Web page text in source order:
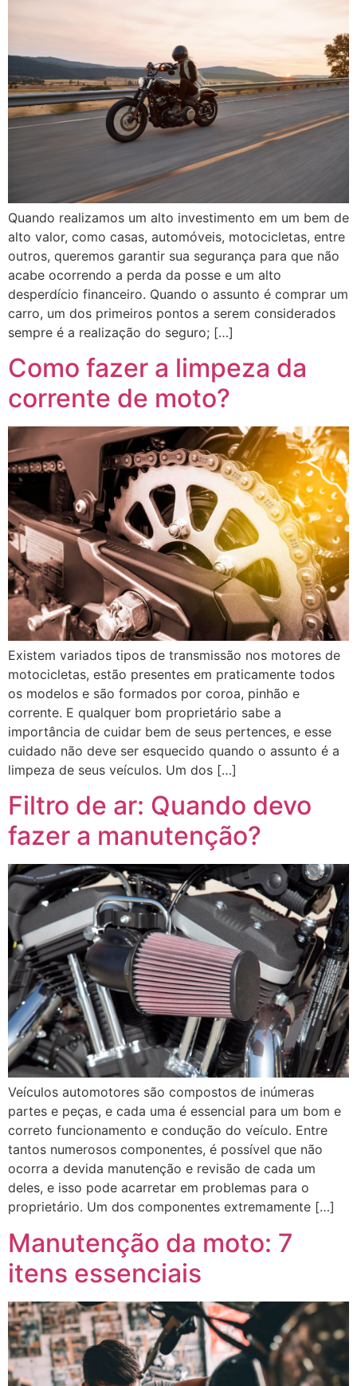
Quando realizamos um alto investimento em um bem de
alto valor, como casas, automóveis, motocicletas, entre
outros, queremos garantir sua segurança para que não
acabe ocorrendo a perda da posse e um alto
desperdício financeiro. Quando o assunto é comprar um
carro, um dos primeiros pontos a serem considerados
sempre é a realização do seguro; […]
Como fazer a limpeza da
corrente de moto?
Existem variados tipos de transmissão nos motores de
motocicletas, estão presentes em praticamente todos
os modelos e são formados por coroa, pinhão e
corrente. E qualquer bom proprietário sabe a
importância de cuidar bem de seus pertences, e esse
cuidado não deve ser esquecido quando o assunto é a
limpeza de seus veículos. Um dos […]
Filtro de ar: Quando devo
fazer a manutenção?
Veículos automotores são compostos de inúmeras
partes e peças, e cada uma é essencial para um bom e
correto funcionamento e condução do veículo. Entre
tantos numerosos componentes, é possível que não
ocorra a devida manutenção e revisão de cada um
deles, e isso pode acarretar em problemas para o
proprietário. Um dos componentes extremamente […]
Manutenção da moto: 7
itens essenciais